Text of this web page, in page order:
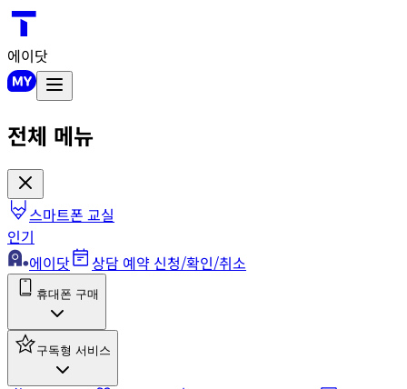
에이닷
전체 메뉴
스마트폰 교실
인기
에이닷
상담 예약 신청/확인/취소
휴대폰 구매
구독형 서비스